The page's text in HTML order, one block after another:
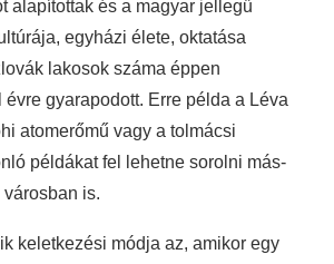
alapítottak és a magyar jellegű
egyházi élete, oktatása
lakosok száma éppen
gyarapodott. Erre példa a Léva
atomerőmű vagy a tolmácsi
példákat fel lehetne sorolni más-
is.
keletkezési módja az, amikor egy